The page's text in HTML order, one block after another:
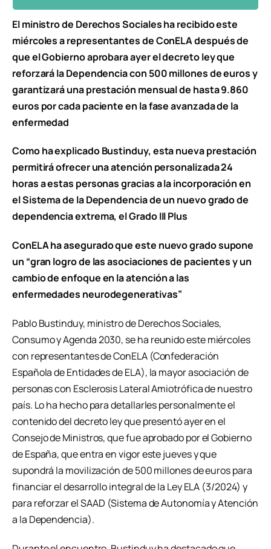
El ministro de Derechos Sociales ha recibido este
miércoles a representantes de ConELA después de
que el Gobierno aprobara ayer el decreto ley que
reforzará la Dependencia con 500 millones de euros y
garantizará una prestación mensual de hasta 9.860
euros por cada paciente en la fase avanzada de la
enfermedad
Como ha explicado Bustinduy, esta nueva prestación
permitirá ofrecer una atención personalizada 24
horas a estas personas gracias a la incorporación en
el Sistema de la Dependencia de un nuevo grado de
dependencia extrema, el Grado III Plus
ConELA ha asegurado que este nuevo grado supone
un “gran logro de las asociaciones de pacientes y un
cambio de enfoque en la atención a las
enfermedades neurodegenerativas”
Pablo Bustinduy, ministro de Derechos Sociales,
Consumo y Agenda 2030, se ha reunido este miércoles
con representantes de ConELA (Confederación
Española de Entidades de ELA), la mayor asociación de
personas con Esclerosis Lateral Amiotrófica de nuestro
país. Lo ha hecho para detallarles personalmente el
contenido del decreto ley que presentó ayer en el
Consejo de Ministros, que fue aprobado por el Gobierno
de España, que entra en vigor este jueves y que
supondrá la movilización de 500 millones de euros para
financiar el desarrollo integral de la Ley ELA (3/2024) y
para reforzar el SAAD (Sistema de Autonomía y Atención
a la Dependencia).